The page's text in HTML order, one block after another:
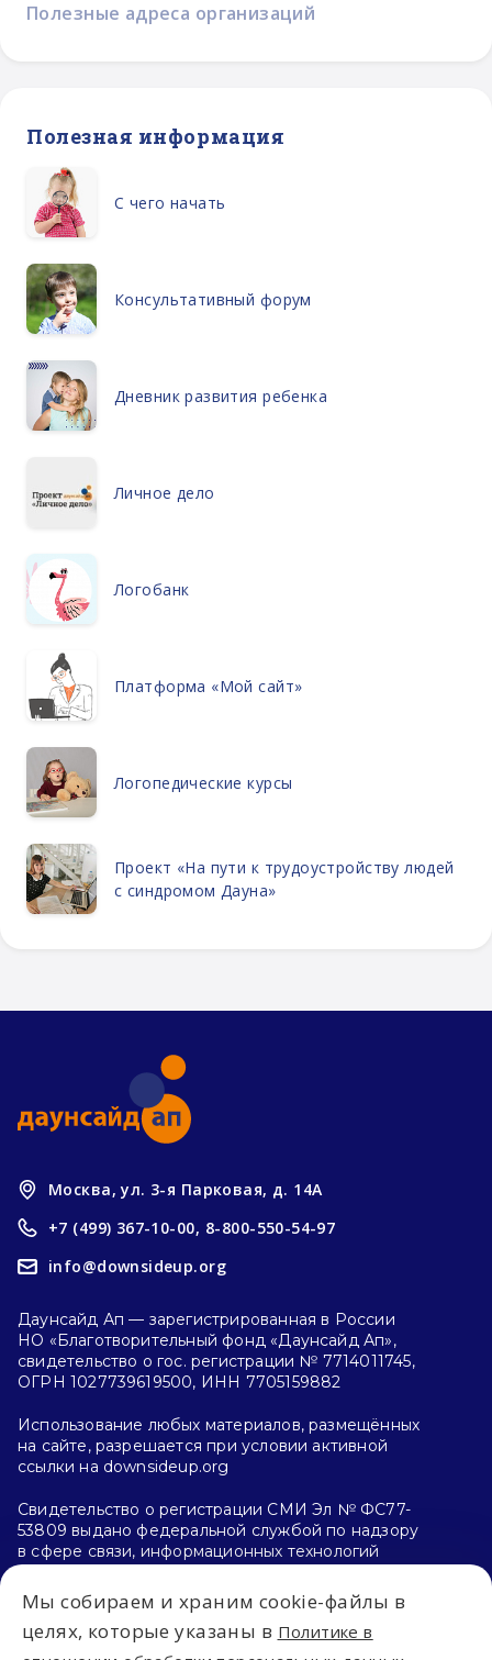
Полезные адреса организаций
Полезная информация
С чего начать
Консультативный форум
Дневник развития ребенка
Личное дело
Логобанк
Платформа «Мой сайт»
Логопедические курсы
Проект «На пути к трудоустройству людей
с синдромом Дауна»
Москва, ул. 3-я Парковая, д. 14А
+7 (499) 367-10-00, 8-800-550-54-97
info@downsideup.org
Даунсайд Ап — зарегистрированная в России
НО «Благотворительный фонд «Даунсайд Ап»,
свидетельство о гос. регистрации № 7714011745,
ОГРН 1027739619500, ИНН 7705159882
Использование любых материалов, размещённых
на сайте, разрешается при условии активной
ссылки на downsideup.org
Свидетельство о регистрации СМИ Эл № ФС77-
53809 выдано федеральной службой по надзору
в сфере связи, информационных технологий
26.04.2013 г.
Политика конфиденциальности
Мы собираем и храним cookie-файлы в
целях, которые указаны в Политике в